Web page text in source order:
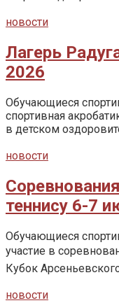
новости
Лагерь
2026
Обучающиеся
спортивная
в детском
новости
теннису 6-7
Обучающиеся
участие в
Кубок
новости